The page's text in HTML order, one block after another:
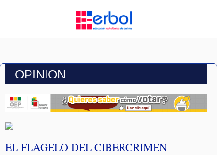
OPINION
EL FLAGELO DEL CIBERCRIMEN